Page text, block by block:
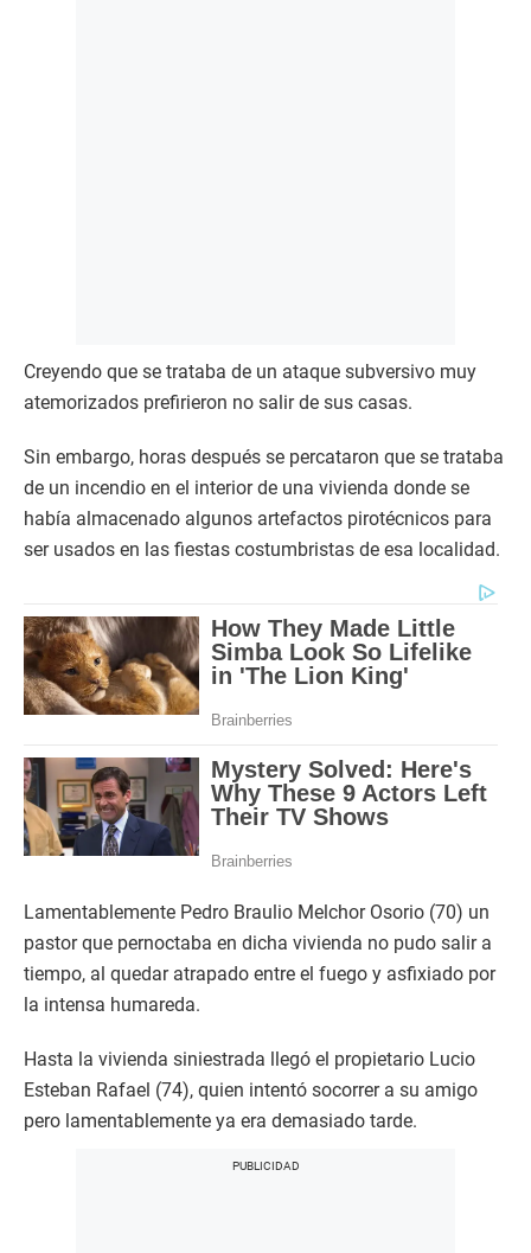
Creyendo que se trataba de un ataque subversivo muy
atemorizados prefirieron no salir de sus casas.
Sin embargo, horas después se percataron que se trataba
de un incendio en el interior de una vivienda donde se
había almacenado algunos artefactos pirotécnicos para
ser usados en las fiestas costumbristas de esa localidad.
Lamentablemente Pedro Braulio Melchor Osorio (70) un
pastor que pernoctaba en dicha vivienda no pudo salir a
tiempo, al quedar atrapado entre el fuego y asfixiado por
la intensa humareda.
Hasta la vivienda siniestrada llegó el propietario Lucio
Esteban Rafael (74), quien intentó socorrer a su amigo
pero lamentablemente ya era demasiado tarde.